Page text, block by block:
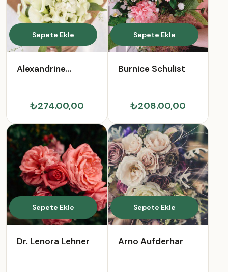
Sepete Ekle
Alexandrine
₺274.00,00
Sepete Ekle
Burnice Schulist
₺208.00,00
Sepete Ekle
Dr. Lenora Lehner
Sepete Ekle
Arno Aufderhar